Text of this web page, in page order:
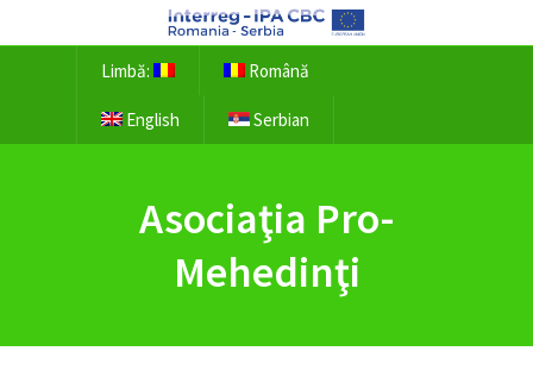
Limbă: Română
English Serbian
Asociaţia Pro-
Mehedinţi